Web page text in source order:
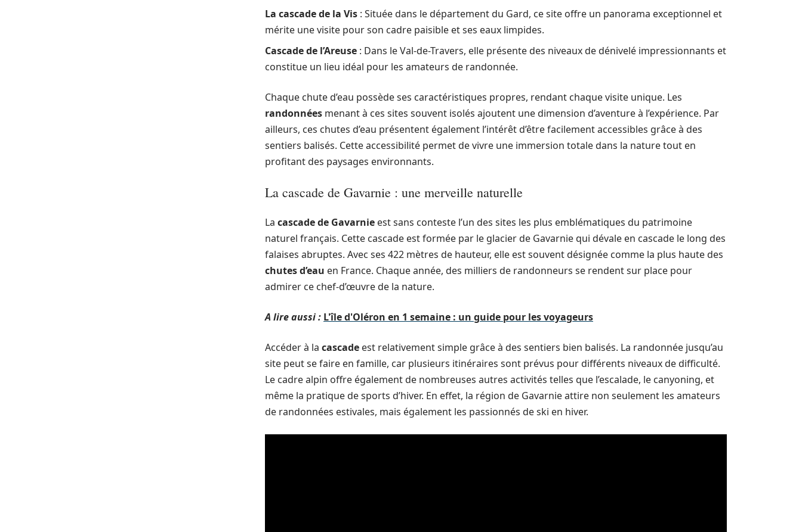
La cascade de la Vis : Située dans le département du Gard, ce site offre un panorama exceptionnel et
mérite une visite pour son cadre paisible et ses eaux limpides.
Cascade de l’Areuse : Dans le Val-de-Travers, elle présente des niveaux de dénivelé impressionnants et
constitue un lieu idéal pour les amateurs de randonnée.
Chaque chute d’eau possède ses caractéristiques propres, rendant chaque visite unique. Les
randonnées menant à ces sites souvent isolés ajoutent une dimension d’aventure à l’expérience. Par
ailleurs, ces chutes d’eau présentent également l’intérêt d’être facilement accessibles grâce à des
sentiers balisés. Cette accessibilité permet de vivre une immersion totale dans la nature tout en
profitant des paysages environnants.
La cascade de Gavarnie : une merveille naturelle
La cascade de Gavarnie est sans conteste l’un des sites les plus emblématiques du patrimoine
naturel français. Cette cascade est formée par le glacier de Gavarnie qui dévale en cascade le long des
falaises abruptes. Avec ses 422 mètres de hauteur, elle est souvent désignée comme la plus haute des
chutes d’eau en France. Chaque année, des milliers de randonneurs se rendent sur place pour
admirer ce chef-d’œuvre de la nature.
A lire aussi : L'île d'Oléron en 1 semaine : un guide pour les voyageurs
Accéder à la cascade est relativement simple grâce à des sentiers bien balisés. La randonnée jusqu’au
site peut se faire en famille, car plusieurs itinéraires sont prévus pour différents niveaux de difficulté.
Le cadre alpin offre également de nombreuses autres activités telles que l’escalade, le canyoning, et
même la pratique de sports d’hiver. En effet, la région de Gavarnie attire non seulement les amateurs
de randonnées estivales, mais également les passionnés de ski en hiver.